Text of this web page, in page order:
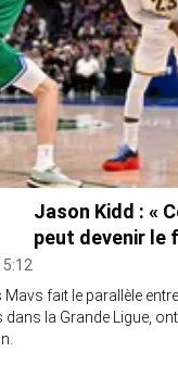
Jason Kidd : «
peut devenir le
Mavs fait le parallèle
dans la Grande Ligue,